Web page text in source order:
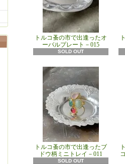
トルコ蚤の市で出逢ったオ
ーバルプレート－015
SOLD OUT
トルコ蚤の市で出逢ったブ
ドウ柄ミニトレイ－011
SOLD OUT